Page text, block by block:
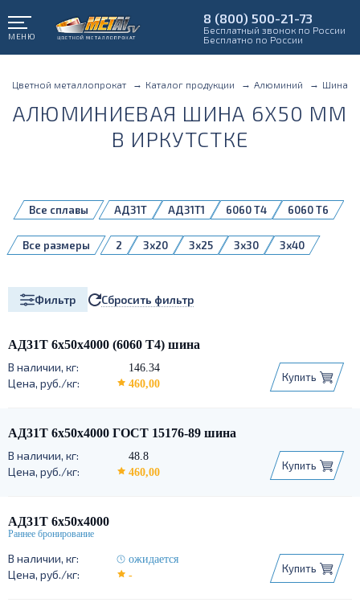
МЕНЮ
8 (800) 500-21-73
Бесплатный звонок по России
Бесплатно по России
Цветной металлопрокат Каталог продукции Алюминий Шина
АЛЮМИНИЕВАЯ ШИНА 6X50 ММ
В ИРКУТСТКЕ
АД31Т АД31Т1 6060 Т4 6060 Т6
Все сплавы
2 3x20 3x25 3x30
3x40
5x80
6x20
8x40
8x50
10x100
10x50
10x60
Все размеры
Фильтр Сбросить фильтр
АД31Т 6х50х4000 (6060 Т4) шина
146.34
460,00
Купить
АД31Т 6х50х4000 ГОСТ 15176-89 шина
48.8
460,00
Купить
АД31Т 6х50х4000
ожидается
-
Купить